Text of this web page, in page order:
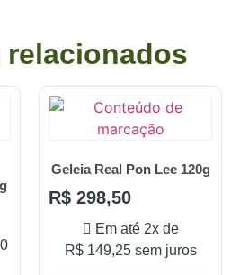
Geleia Real Pon Lee 120g
R$ 298,50
Em até 2x de
R$149,25sem juros